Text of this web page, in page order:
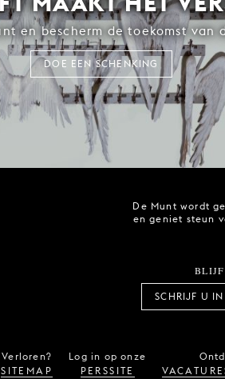
en bescherm de toekomst van
DOE EEN SCHENKING
De Munt wordt
en geniet steun
SCHRIJF U
Verloren?
SITEMAP
Log in op onze
PERSSITE